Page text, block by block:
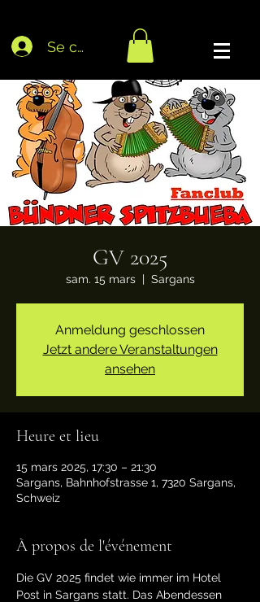
Se connecter
GV 2025
sam. 15 mars
  |
Sargans
Anmeldung geschlossen
Jetzt andere Veranstaltungen
ansehen
Heure et lieu
15 mars 2025, 17:30 – 21:30
Sargans, Bahnhofstrasse 1, 7320 Sargans,
Schweiz
À propos de l'événement
Die GV 2025 findet wie immer im Hotel
Post in Sargans statt. Das Abendessen